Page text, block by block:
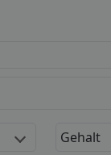
Gehalt